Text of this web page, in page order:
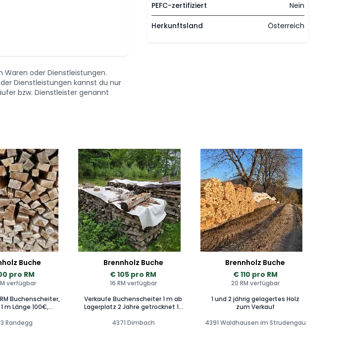
Waren oder Dienstleistungen.
Dienstleistungen kannst du nur
bzw. Dienstleister genannt
PEFC-zertifiziert Nein
Herkunftsland Österreich
Buche
pro RM
verfügbar
Buchenscheiter,
m Länge 100€,
Randegg
Brennholz Buche
€ 105 pro RM
16 RM verfügbar
Verkaufe Buchenscheiter 1 m ab
Lagerplatz 2 Jahre getrocknet 16
4371 Dimbach
Brennholz Buche
€ 110 pro RM
20 RM verfügbar
1 und 2 jährig gelagertes Holz
zum Verkauf
4391 Waldhausen im Strudengau